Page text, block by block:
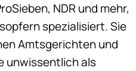
NDR und mehr,
spezialisiert. Sie
Amtsgerichten und
unwissentlich als